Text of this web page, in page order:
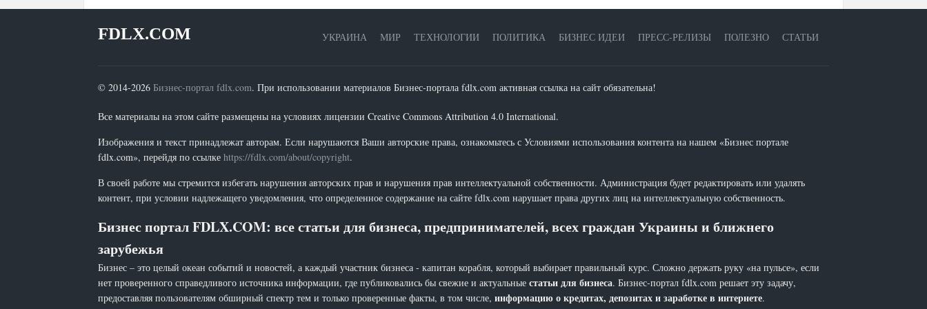
УКРАИНА МИР ТЕХНОЛОГИИ ПОЛИТИКА БИЗНЕС ИДЕИ ПРЕСС-РЕЛИЗЫ ПОЛЕЗНО СТАТЬИ
FDLX.COM
© 2014-2026 Бизнес-портал fdlx.com. При использовании материалов Бизнес-портала fdlx.com активная ссылка на сайт обязательна!
Все материалы на этом сайте размещены на условиях лицензии Creative Commons Attribution 4.0 International.
Изображения и текст принадлежат авторам. Если нарушаются Ваши авторские права, ознакомьтесь с Условиями использования контента на нашем «Бизнес портале
fdlx.com», перейдя по ссылке https://fdlx.com/about/copyright.
В своей работе мы стремится избегать нарушения авторских прав и нарушения прав интеллектуальной собственности. Администрация будет редактировать или удалять
контент, при условии надлежащего уведомления, что определенное содержание на сайте fdlx.com нарушает права других лиц на интеллектуальную собственность.
Бизнес портал FDLX.COM: все статьи для бизнеса, предпринимателей, всех граждан Украины и ближнего
зарубежья
Бизнес – это целый океан событий и новостей, а каждый участник бизнеса - капитан корабля, который выбирает правильный курс. Сложно держать руку «на пульсе», если
нет проверенного справедливого источника информации, где публиковались бы свежие и актуальные статьи для бизнеса. Бизнес-портал fdlx.com решает эту задачу,
предоставляя пользователям обширный спектр тем и только проверенные факты, в том числе, информацию о кредитах, депозитах и заработке в интернете.